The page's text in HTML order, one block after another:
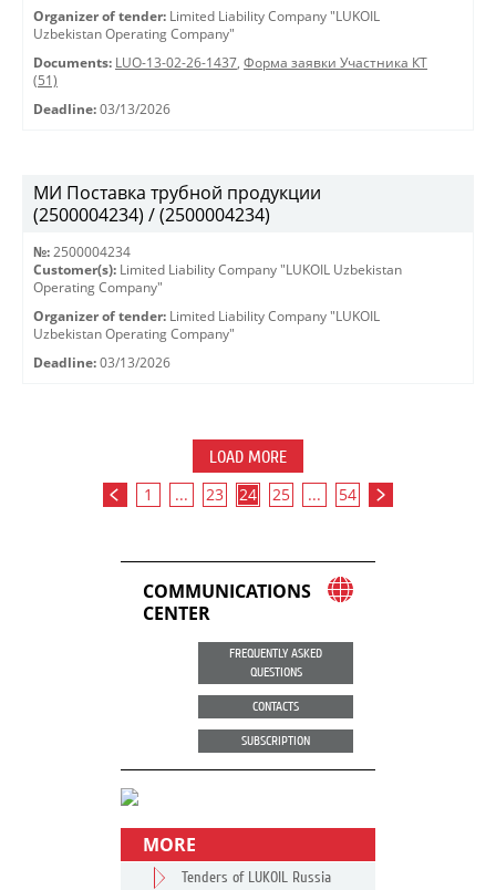
Organizer of tender: Limited Liability Company "LUKOIL
Uzbekistan Operating Company"
Documents: LUO-13-02-26-1437, Форма заявки Участника КТ
(51)
Deadline: 03/13/2026
МИ Поставка трубной продукции
(2500004234) / (2500004234)
№: 2500004234
Customer(s): Limited Liability Company "LUKOIL Uzbekistan
Operating Company"
Organizer of tender: Limited Liability Company "LUKOIL
Uzbekistan Operating Company"
Deadline: 03/13/2026
LOAD MORE
1 ... 23 24 25 ... 54
COMMUNICATIONS
CENTER
FREQUENTLY ASKED
QUESTIONS
CONTACTS
SUBSCRIPTION
MORE
Tenders of LUKOIL Russia